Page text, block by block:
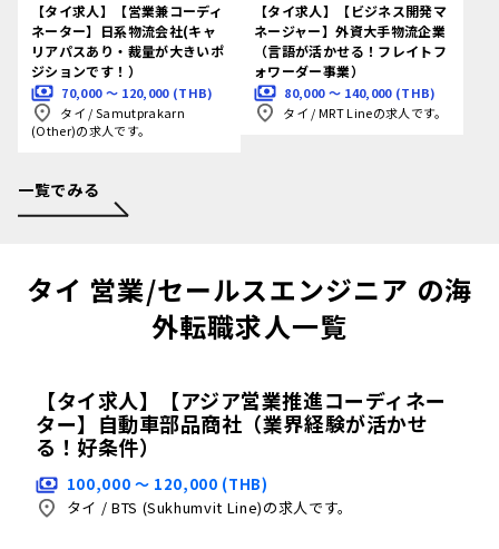
【タイ求人】【営業兼コーディ
ネーター】日系物流会社(キャ
リアパスあり・裁量が大きいポ
ジションです！）
70,000 〜 120,000 (THB)
タイ /Samutprakarn
(Other)の求人です。
【タイ求人】【ビジネス開発マ
ネージャー】外資大手物流企業
（言語が活かせる！フレイトフ
ォワーダー事業）
80,000 〜 140,000 (THB)
タイ /MRT Lineの求人です。
一覧でみる
タイ 営業/セールスエンジニア の海
外転職求人一覧
【タイ求人】【アジア営業推進コーディネー
ター】自動車部品商社（業界経験が活かせ
る！好条件）
100,000 〜 120,000 (THB)
タイ / BTS (Sukhumvit Line)の求人です。